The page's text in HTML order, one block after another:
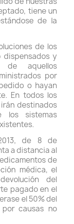
tiene un
de la
de los
dispensados y
de aquellos
por
o hayan
En todos los
destinados
sistemas
de 8 de
a distancia al
de
médica, el
del
pagado en el
el 50% del
causas no